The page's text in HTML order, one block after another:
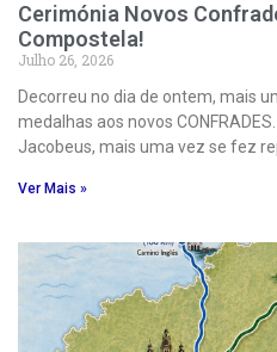
Cerimónia Novos
Compostela!
Julho 26, 2026
Decorreu no dia de ontem, mais
medalhas aos novos
Jacobeus, mais uma vez se fez
Ver Mais »